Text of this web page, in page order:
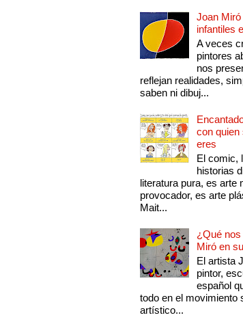
Joan
infantiles
A veces
pintores
nos
reflejan realidades,
saben ni dibuj...
con quien
eres
El comic,
historias
literatura pura, es arte
provocador, es arte
Mait...
¿Qué
Miró en
El artista
pintor,
español
todo en el movimiento
artístico...